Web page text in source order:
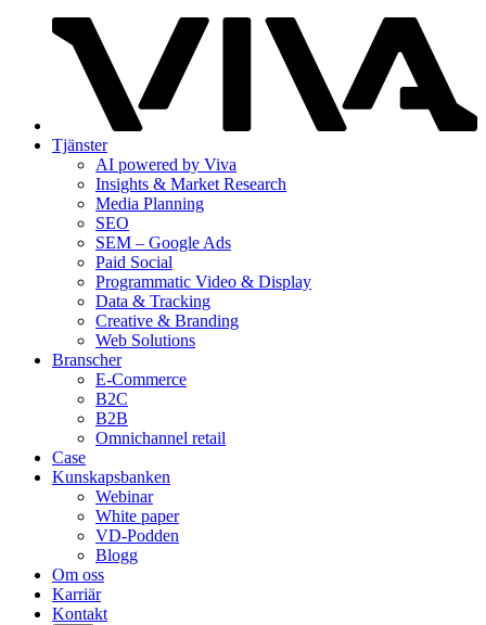
Tjänster
AI powered by Viva
Insights & Market Research
Media Planning
SEO
SEM – Google Ads
Paid Social
Programmatic Video & Display
Data & Tracking
Creative & Branding
Web Solutions
Branscher
E-Commerce
B2C
B2B
Omnichannel retail
Case
Kunskaps­banken
Webinar
White paper
VD-Podden
Blogg
Om oss
Karriär
Kontakt